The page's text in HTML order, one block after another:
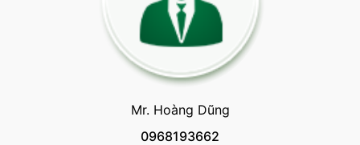
Mr. Hoàng Dũng
0968193662